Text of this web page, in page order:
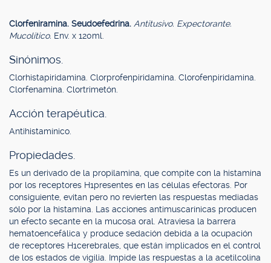
Clorfeniramina. Seudoefedrina. Antitusivo. Expectorante.
Mucolítico. Env. x 120ml.
Sinónimos.
Clorhistapiridamina. Clorprofenpiridamina. Clorofenpiridamina.
Clorfenamina. Clortrimetón.
Acción terapéutica.
Antihistamínico.
Propiedades.
Es un derivado de la propilamina, que compite con la histamina
por los receptores H1presentes en las células efectoras. Por
consiguiente, evitan pero no revierten las respuestas mediadas
sólo por la histamina. Las acciones antimuscarínicas producen
un efecto secante en la mucosa oral. Atraviesa la barrera
hematoencefálica y produce sedación debida a la ocupación
de receptores H1cerebrales, que están implicados en el control
de los estados de vigilia. Impide las respuestas a la acetilcolina